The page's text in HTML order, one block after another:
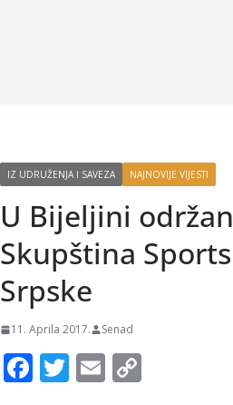
IZ UDRUŽENJA I SAVEZA NAJNOVIJE VIJESTI
U Bijeljini
Skupština
Srpske
11. Aprila 2017. Senad
F T E